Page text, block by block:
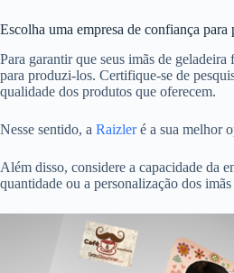
Escolha uma empresa de confiança para
Para garantir que seus imãs de
para produzi-los. Certifique-se de
qualidade dos produtos que oferecem.
Nesse sentido, a Raizleré a sua melhor
Além disso, considere a capacidade da
quantidade ou a personalização dos